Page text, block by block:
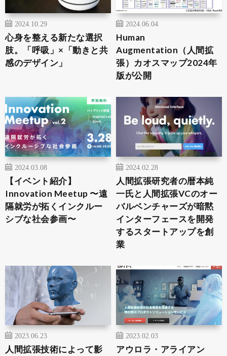
2024.10.29
心身を整える新たな選択
肢。「呼吸」×「動きと共
感のデザイン」
2024.06.04
Human
Augmentation（人間拡
張）カオスマップ2024年
版が公開
2024.03.08
【イベント紹介】
Innovation Meetup 〜遠
隔就労が拓くインクルー
シブな社会参画〜
2024.02.28
人間拡張研究者の暦本純
一氏と人間拡張VCのオー
バルベンチャーズが暗黙
インターフェースを開発
するスタートアップを創
業
2023.06.23
人間拡張技術によって影
2023.02.03
アウロラ・アライアン